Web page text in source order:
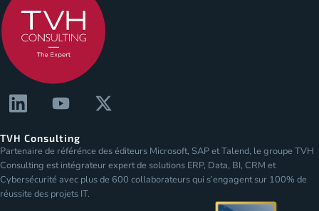
TVH Consulting
Partenaire de référénce des éditeurs Microsoft, SAP et Talend, le groupe TVH
Consulting est intégrateur expert de solutions ERP, Data, BI, CRM et
Cybersécurité avec plus de 600 collaborateurs qui s’engagent sur 100% de
réussite des projets IT.